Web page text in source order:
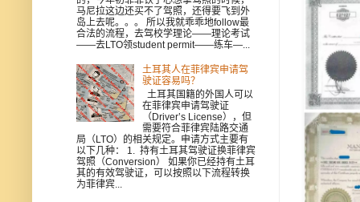
马尼拉这边还买不了驾照，还得要飞到外
岛上去呢。。。 所以我就乖乖地follow最
合法的流程，去驾校学理论——理论考试
——去LTO领student permit——练车—...
土耳其人在菲律宾申请驾
驶证容易吗？
土耳其国籍的外国人可以
在菲律宾申请驾驶证
（Driver’s License），但
需要符合菲律宾陆路交通
局（LTO）的相关规定。申请方式主要有
以下几种： 1. 持有土耳其驾驶证换菲律宾
驾照（Conversion） 如果你已经持有土耳
其的有效驾驶证，可以按照以下流程转换
为菲律宾...